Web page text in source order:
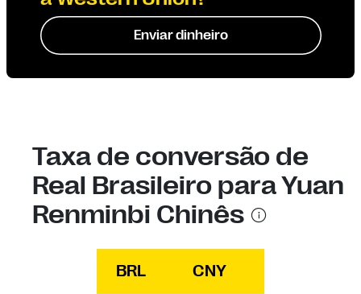
Enviar dinheiro
Taxa de conversão de
Real Brasileiro para Yuan
Renminbi Chinês
BRL CNY